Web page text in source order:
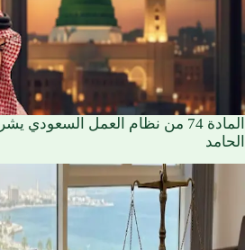
المادة 74 من نظام العمل
الحامد